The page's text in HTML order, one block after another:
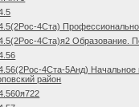
4Ста)
4Ста)я2 Образование.
4Ста-5Анд) Начальное
район